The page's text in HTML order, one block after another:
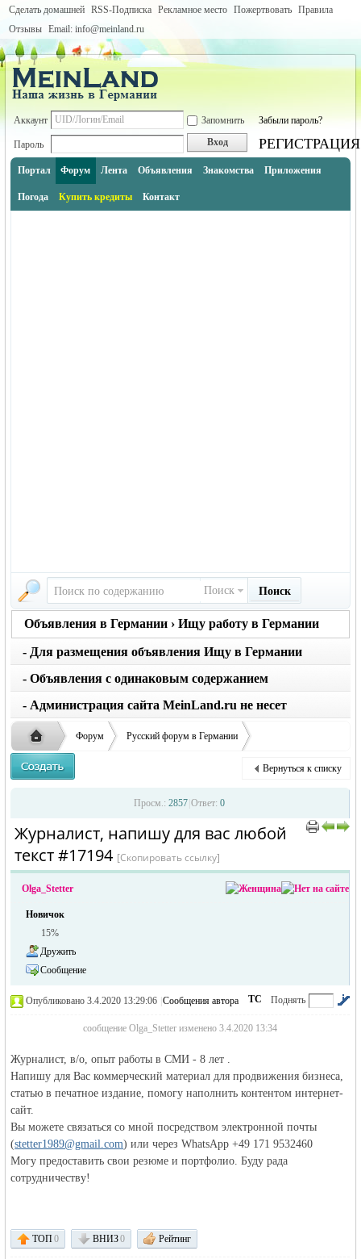
Сделать домашней RSS-Подписка Рекламное место Пожертвовать Правила
Отзывы Email: info@meinland.ru
Аккаунт Запомнить Забыли пароль?
Пароль Вход РЕГИСТРАЦИЯ
Портал Форум Лента Объявления Знакомства Приложения
Погода Купить кредиты Контакт
Поиск Поиск
Объявления в Германии › Ищу работу в Германии
вернуться на главную страницу объявлений
- Для размещения объявления Ищу в Германии
нажмите кнопку создать
- Объявления с одинаковым содержанием
размещаются не чаще 1 раза в месяц. Не применяйте
заглавные буквы вместо строчных, последует
удаление объявления
- Администрация сайта MeinLand.ru не несет
ответственности за содержание размещенных
объявлений
жизнь и
объявления в
Форум Русский форум в Германии
Объявления в Германии
›
Журналист, напишу для вас любой текст
Вернуться к списку
Просм.: 2857 Ответ: 0
Журналист, напишу для вас любой
текст #17194 [Скопировать ссылку]
Olga_Stetter
Новичок
15%
Дружить
Сообщение
Поднять
ТС
Опубликовано 3.4.2020 13:29:06 Сообщения автора
сообщение Olga_Stetter изменено 3.4.2020 13:34
Журналист, в/о, опыт работы в СМИ - 8 лет .
Напишу для Вас коммерческий материал для продвижения бизнеса,
статью в печатное издание, помогу наполнить контентом интернет-
сайт.
Вы можете связаться со мной посредством электронной почты
(stetter1989@gmail.com) или через WhatsApp +49 171 9532460
Могу предоставить свои резюме и портфолио. Буду рада
сотрудничеству!
ТОП0 ВНИЗ0 Рейтинг